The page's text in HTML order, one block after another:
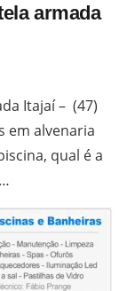
armada
Itajaí – (47)
em alvenaria
qual é a